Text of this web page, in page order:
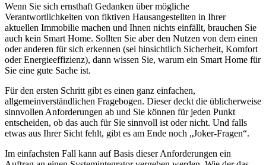
Wenn Sie sich ernsthaft Gedanken über mögliche
Verantwortlichkeiten von fiktiven Hausangestellten in Ihrer
aktuellen Immobilie machen und Ihnen nichts einfällt, brauchen Sie
auch kein Smart Home. Sollten Sie aber den Nutzen von dem einen
oder anderen für sich erkennen (sei hinsichtlich Sicherheit, Komfort
oder Energieeffizienz), dann wissen Sie, warum ein Smart Home für
Sie eine gute Sache ist.
Für den ersten Schritt gibt es einen ganz einfachen,
allgemeinverständlichen Fragebogen. Dieser deckt die üblicherweise
sinnvollen Anforderungen ab und Sie können für jeden Punkt
entscheiden, ob das auch für Sie sinnvoll ist oder nicht. Und falls
etwas aus Ihrer Sicht fehlt, gibt es am Ende noch „Joker-Fragen“.
Im einfachsten Fall kann auf Basis dieser Anforderungen ein